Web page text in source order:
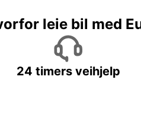
leie bil med
24 timers veihjelp